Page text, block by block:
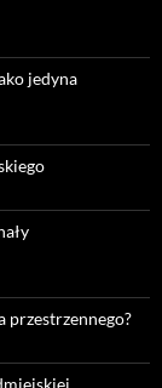
jedyna
przestrzennego?